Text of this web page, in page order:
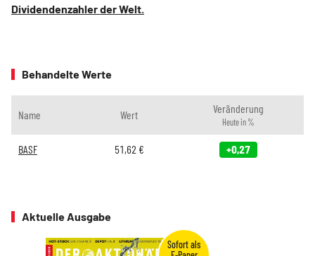
Dividendenzahler der Welt.
Behandelte Werte
Name Wert Veränderung
Heute in %
BASF 51,62 € +0,27
Aktuelle Ausgabe